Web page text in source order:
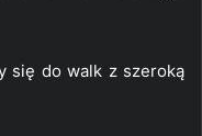
się do walk z szeroką